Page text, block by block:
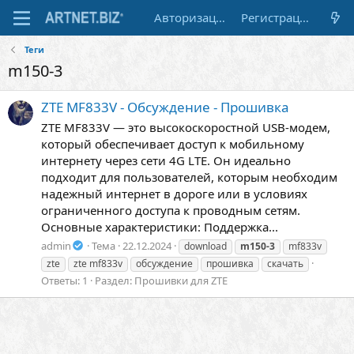
Авторизация Регистрация
Теги
m150-3
ZTE MF833V - Обсуждение - Прошивка
ZTE MF833V — это высокоскоростной USB-модем,
который обеспечивает доступ к мобильному
интернету через сети 4G LTE. Он идеально
подходит для пользователей, которым необходим
надежный интернет в дороге или в условиях
ограниченного доступа к проводным сетям.
Основные характеристики: Поддержка...
admin Тема 22.12.2024 download m150-3
mf833v
zte
zte mf833v обсуждение прошивка скачать
Ответы: 1 Раздел: Прошивки для ZTE